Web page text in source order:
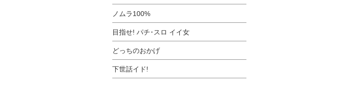
ノムラ100%
目指せ! パチ･スロ イイ女
どっちのおかげ
下世話イド!